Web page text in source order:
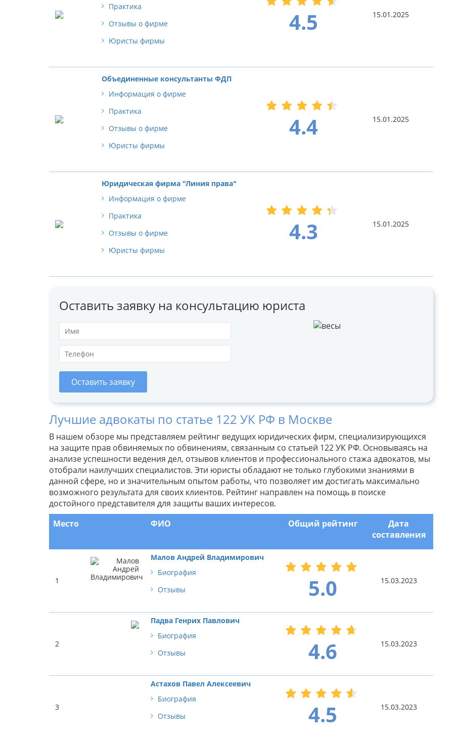
Практика
Отзывы о фирме
Юристы фирмы
4.5 15.01.2025
Объединенные консультанты ФДП
Информация о фирме
Практика
Отзывы о фирме
Юристы фирмы
4.4 15.01.2025
Юридическая фирма "Линия права"
Информация о фирме
Практика
Отзывы о фирме
Юристы фирмы
4.3 15.01.2025
Оставить заявку на консультацию юриста
Оставить заявку
Лучшие адвокаты по статье 122 УК РФ в Москве
В нашем обзоре мы представляем рейтинг ведущих юридических фирм, специализирующихся
на защите прав обвиняемых по обвинениям, связанным со статьей 122 УК РФ. Основываясь на
анализе успешности ведения дел, отзывов клиентов и профессионального стажа адвокатов, мы
отобрали наилучших специалистов. Эти юристы обладают не только глубокими знаниями в
данной сфере, но и значительным опытом работы, что позволяет им достигать максимально
возможного результата для своих клиентов. Рейтинг направлен на помощь в поиске
достойного представителя для защиты ваших интересов.
Место
ФИО Общий рейтинг
Дата
составления
1
Малов Андрей Владимирович
Биография
Отзывы
5.0 15.03.2023
2
Падва Генрих Павлович
Биография
Отзывы
4.6 15.03.2023
3
Астахов Павел Алексеевич
Биография
Отзывы
4.5 15.03.2023